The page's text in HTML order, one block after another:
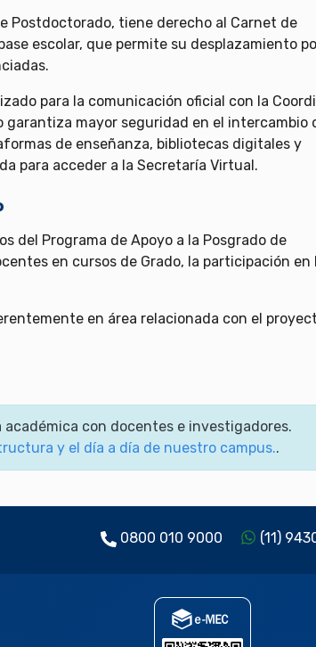
Postdoctorado, tiene derecho al Carnet de
escolar, que permite su desplazamiento
para la comunicación oficial con la
garantiza mayor seguridad en el intercambio
de enseñanza, bibliotecas digitales y
para acceder a la Secretaría Virtual.
del Programa de Apoyo a la Posgrado de
en cursos de Grado, la participación en
en área relacionada con el
con docentes e investigadores.
y el día a día de nuestro campus..
0800 010 9000 (11)